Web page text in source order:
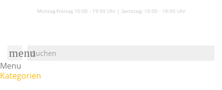
Montag-Freitag 10:00 - 19:00 Uhr | Samstag: 10:00 - 18:00 Uhr
menu
Menu
Kategorien